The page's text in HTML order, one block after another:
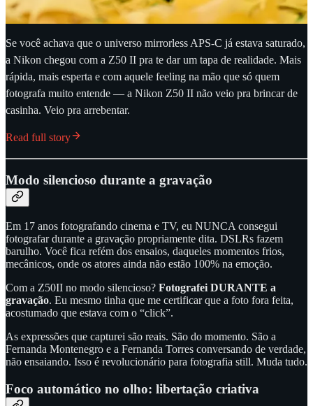
Se você achava que o universo mirrorless APS-C já estava saturado,
a Nikon chegou com a Z50 II pra te dar um tapa de realidade. Mais
rápida, mais esperta e com aquele feeling na mão que só quem
fotografa muito entende — a Nikon Z50 II não veio pra brincar de
casinha. Veio pra arrebentar.
Read full story
Modo silencioso durante a gravação
Em 17 anos fotografando cinema e TV, eu NUNCA consegui
fotografar durante a gravação propriamente dita. DSLRs fazem
barulho. Você fica refém dos ensaios, daqueles momentos frios,
mecânicos, onde os atores ainda não estão 100% na emoção.
Com a Z50II no modo silencioso? Fotografei DURANTE a
gravação. Eu mesmo tinha que me certificar que a foto fora feita,
acostumado que estava com o “click”.
As expressões que capturei são reais. São do momento. São a
Fernanda Montenegro e a Fernanda Torres conversando de verdade,
não ensaiando. Isso é revolucionário para fotografia still. Muda tudo.
Foco automático no olho: libertação criativa